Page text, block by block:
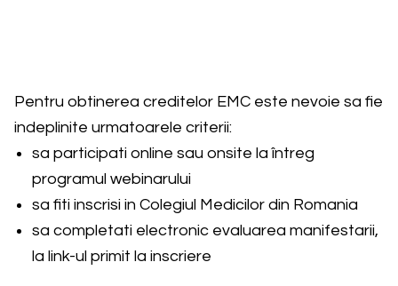
Pentru obtinerea creditelor EMC este nevoie sa fie
indeplinite urmatoarele criterii:
sa participati online sau onsite la întreg
programul webinarului
sa fiti inscrisi in Colegiul Medicilor din Romania
sa completati electronic evaluarea manifestarii,
la link-ul primit la inscriere